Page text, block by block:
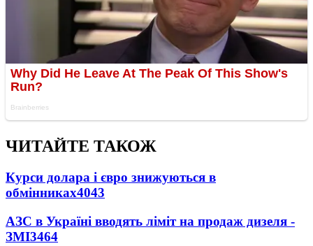
ЧИТАЙТЕ ТАКОЖ
Курси долара і євро знижуються в
обмінниках4043
АЗС в Україні вводять ліміт на продаж дизеля -
ЗМІ3464